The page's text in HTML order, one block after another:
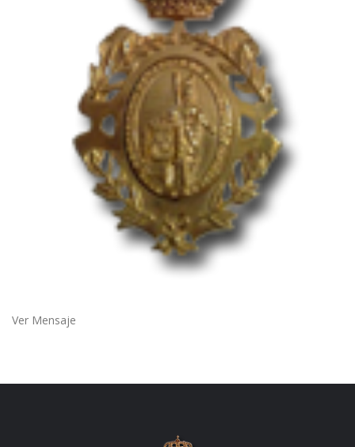
Ver Mensaje